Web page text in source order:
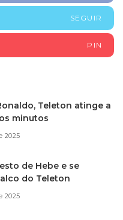
SEGUIR
PIN
Teleton atinge a
minutos
2025
de Hebe e se
do Teleton
2025